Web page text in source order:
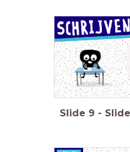
Slide 9 - Slide